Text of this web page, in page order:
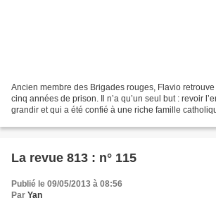
Ancien membre des Brigades rouges, Flavio
cinq années de prison. Il n’a qu’un seul but : revoir
grandir et qui a été confié à une riche famille
La revue 813 : n° 115
Publié le 09/05/2013 à 08:56
Par Yan